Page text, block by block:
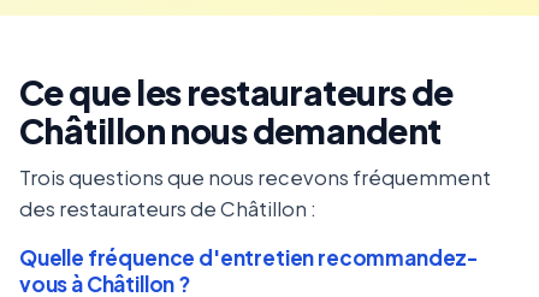
Ce que les restaurateurs de
Châtillon nous demandent
Trois questions que nous recevons fréquemment
des restaurateurs de Châtillon :
Quelle fréquence d'entretien recommandez-
vous à Châtillon ?